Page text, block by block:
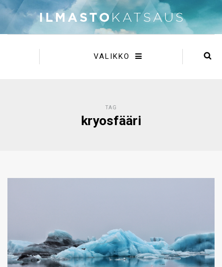
VALIKKO
TAG
kryosfääri